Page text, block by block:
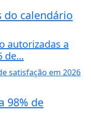
do calendário
autorizadas a
de...
98% de